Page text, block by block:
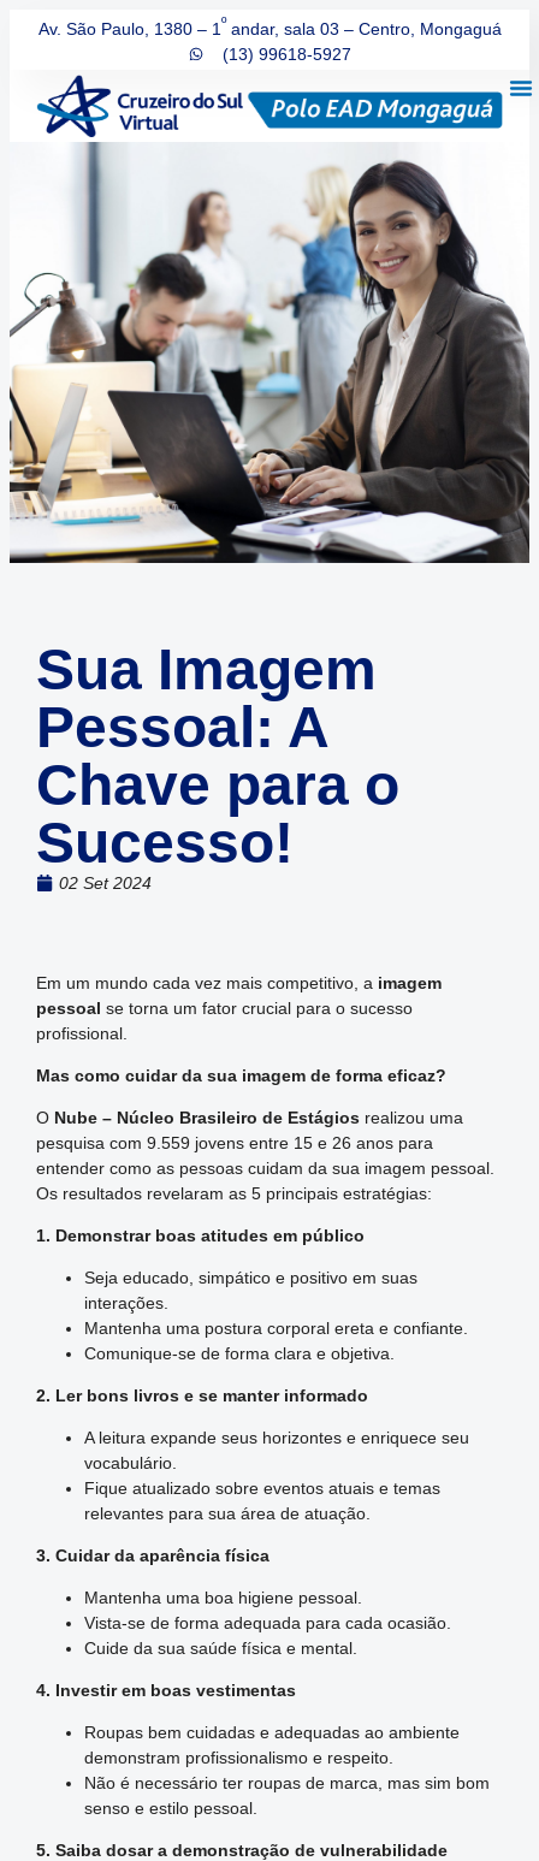
Av. São Paulo, 1380 – 1 ºandar, sala 03 – Centro, Mongaguá
(13) 99618-5927
Sua Imagem
Pessoal: A
Chave para o
Sucesso!
02 Set 2024
Em um mundo cada vez mais competitivo, a imagem
pessoal se torna um fator crucial para o sucesso
profissional.
Mas como cuidar da sua imagem de forma eficaz?
O Nube – Núcleo Brasileiro de Estágiosrealizou uma
pesquisa com 9.559 jovens entre 15 e 26 anos para
entender como as pessoas cuidam da sua imagem pessoal.
Os resultados revelaram as 5 principais estratégias:
1. Demonstrar boas atitudes em público
Seja educado, simpático e positivo em suas
interações.
Mantenha uma postura corporal ereta e confiante.
Comunique-se de forma clara e objetiva.
2. Ler bons livros e se manter informado
A leitura expande seus horizontes e enriquece seu
vocabulário.
Fique atualizado sobre eventos atuais e temas
relevantes para sua área de atuação.
3. Cuidar da aparência física
Mantenha uma boa higiene pessoal.
Vista-se de forma adequada para cada ocasião.
Cuide da sua saúde física e mental.
4. Investir em boas vestimentas
Roupas bem cuidadas e adequadas ao ambiente
demonstram profissionalismo e respeito.
Não é necessário ter roupas de marca, mas sim bom
senso e estilo pessoal.
5. Saiba dosar a demonstração de vulnerabilidade